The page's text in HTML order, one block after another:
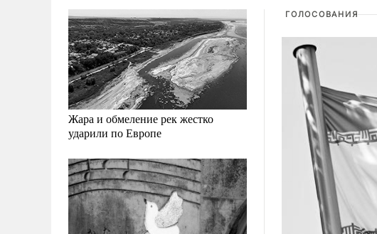
Жара и обмеление рек жестко
ударили по Европе
ГОЛОСОВАНИЯ